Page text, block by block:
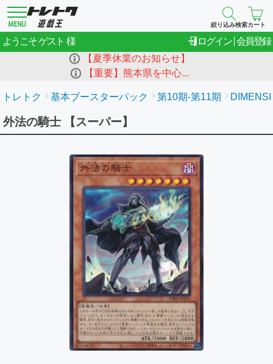
絞り込み検索カート
ようこそゲスト ログイン 会員登録
【夏季休業のお知らせ】
【重要】熊本県を中心...
トレトク 基本ブースターパック 第10期-第11期
外法の騎士 【スーパー】